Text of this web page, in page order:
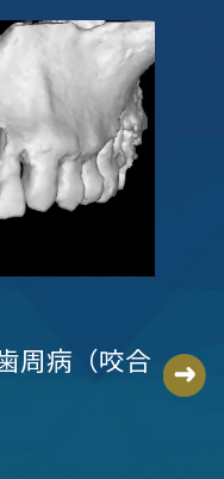
い」「糖尿病が
断られた方、入
ない方へ。名古
用可能な10社
し、他院インプ
療のご相談を承
になったイン
周病（咬合 高度
のイ